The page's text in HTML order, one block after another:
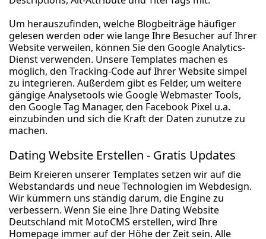
Um herauszufinden, welche Blogbeiträge häufiger
gelesen werden oder wie lange Ihre Besucher auf Ihrer
Website verweilen, können Sie den Google Analytics-
Dienst verwenden. Unsere Templates machen es
möglich, den Tracking-Code auf Ihrer Website simpel
zu integrieren. Außerdem gibt es Felder, um weitere
gängige Analysetools wie Google Webmaster Tools,
den Google Tag Manager, den Facebook Pixel u.a.
einzubinden und sich die Kraft der Daten zunutze zu
machen.
Dating Website Erstellen - Gratis Updates
Beim Kreieren unserer Templates setzen wir auf die
Webstandards und neue Technologien im Webdesign.
Wir kümmern uns ständig darum, die Engine zu
verbessern. Wenn Sie eine Ihre Dating Website
Deutschland mit MotoCMS erstellen, wird Ihre
Homepage immer auf der Höhe der Zeit sein. Alle